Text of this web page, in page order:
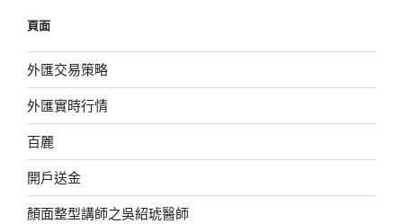
字:
頁面
外匯交易策略
外匯實時行情
百麗
開戶送金
顏面整型講師之吳紹琥醫師